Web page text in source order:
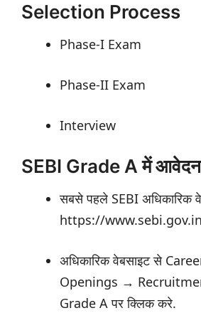
Selection Process
Phase-I Exam
Phase-II Exam
Interview
SEBI Grade A में
सबसे पहले SEBI अधिकारिक
https://
अधिकारिक वेबसाइट से
Openings →
Grade A पर क्लिक करे.